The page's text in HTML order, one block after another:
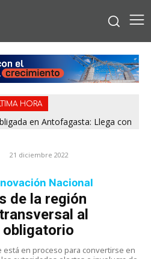
HORA
en Antofagasta: Llega con
21 diciembre 2022
Nacional
de la región
al
está en proceso para convertirse en